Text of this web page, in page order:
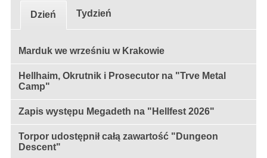
Dzień Tydzień
Marduk we wrześniu w Krakowie
Hellhaim, Okrutnik i Prosecutor na "Trve Metal
Camp"
Zapis występu Megadeth na "Hellfest 2026"
Torpor udostępnił całą zawartość "Dungeon
Descent"